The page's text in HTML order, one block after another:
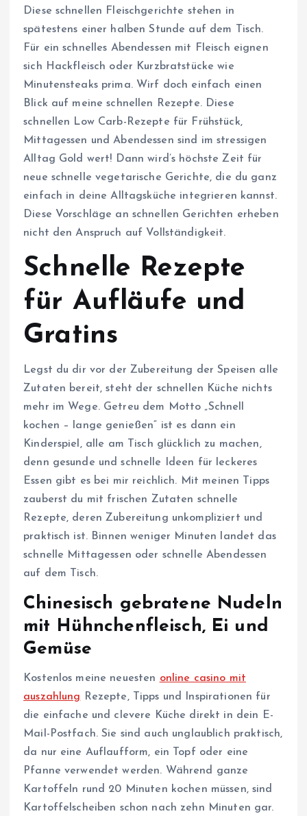
Diese schnellen Fleischgerichte stehen in
spätestens einer halben Stunde auf dem Tisch.
Für ein schnelles Abendessen mit Fleisch eignen
sich Hackfleisch oder Kurzbratstücke wie
Minutensteaks prima. Wirf doch einfach einen
Blick auf meine schnellen Rezepte. Diese
schnellen Low Carb-Rezepte für Frühstück,
Mittagessen und Abendessen sind im stressigen
Alltag Gold wert! Dann wird’s höchste Zeit für
neue schnelle vegetarische Gerichte, die du ganz
einfach in deine Alltagsküche integrieren kannst.
Diese Vorschläge an schnellen Gerichten erheben
nicht den Anspruch auf Vollständigkeit.
Schnelle Rezepte
für Aufläufe und
Gratins
Legst du dir vor der Zubereitung der Speisen alle
Zutaten bereit, steht der schnellen Küche nichts
mehr im Wege. Getreu dem Motto „Schnell
kochen – lange genießen“ ist es dann ein
Kinderspiel, alle am Tisch glücklich zu machen,
denn gesunde und schnelle Ideen für leckeres
Essen gibt es bei mir reichlich. Mit meinen Tipps
zauberst du mit frischen Zutaten schnelle
Rezepte, deren Zubereitung unkompliziert und
praktisch ist. Binnen weniger Minuten landet das
schnelle Mittagessen oder schnelle Abendessen
auf dem Tisch.
Chinesisch gebratene Nudeln
mit Hühnchenfleisch, Ei und
Gemüse
Kostenlos meine neuesten online casino mit
auszahlung Rezepte, Tipps und Inspirationen für
die einfache und clevere Küche direkt in dein E-
Mail-Postfach. Sie sind auch unglaublich praktisch,
da nur eine Auflaufform, ein Topf oder eine
Pfanne verwendet werden. Während ganze
Kartoffeln rund 20 Minuten kochen müssen, sind
Kartoffelscheiben schon nach zehn Minuten gar.